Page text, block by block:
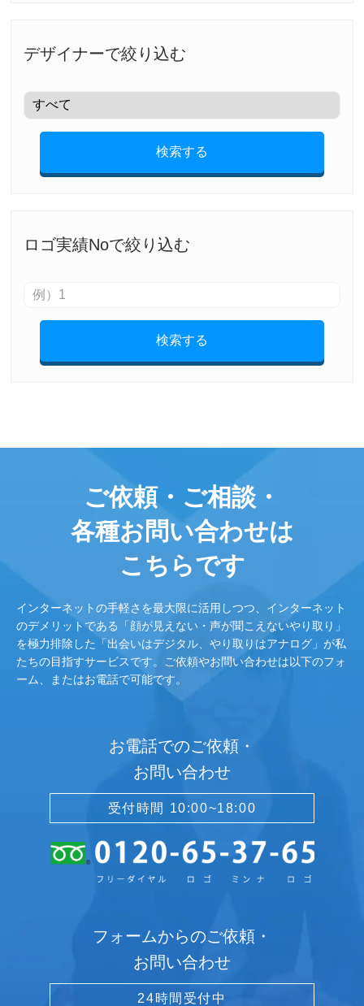
デザイナーで絞り込む
検索する
ロゴ実績Noで絞り込む
検索する
ご依頼・ご相談・
各種お問い合わせは
こちらです
インターネットの手軽さを最大限に活用しつつ、インターネット
のデメリットである「顔が見えない・声が聞こえないやり取り」
を極力排除した「出会いはデジタル、やり取りはアナログ」が私
たちの目指すサービスです。ご依頼やお問い合わせは以下のフォ
ーム、またはお電話で可能です。
お電話でのご依頼・
お問い合わせ
受付時間 10:00~18:00
フォームからのご依頼・
お問い合わせ
24時間受付中